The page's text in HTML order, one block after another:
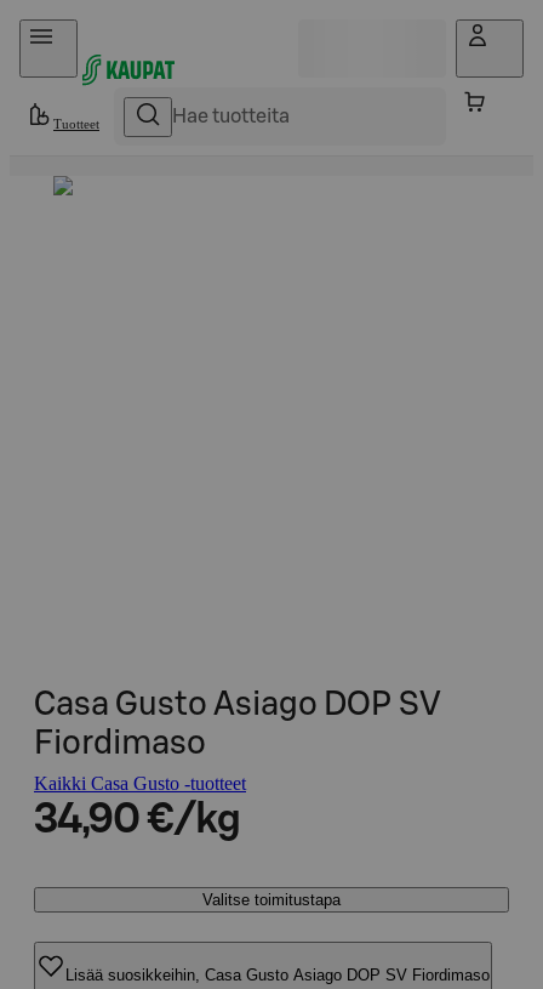
Hyppää sisältöön
Tuotteet
Casa Gusto Asiago DOP SV
Fiordimaso
Kaikki Casa Gusto -tuotteet
34,90 €/kg
Valitse toimitustapa
Lisää suosikkeihin, Casa Gusto Asiago DOP SV Fiordimaso